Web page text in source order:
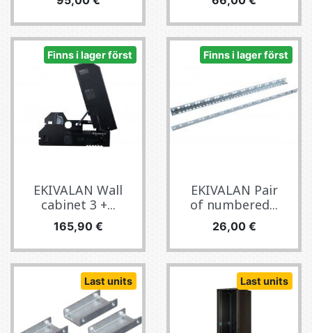
Finns i lager först
EKIVALAN Wall
cabinet 3 +...
Pris
165,90 €
Finns i lager först
EKIVALAN Pair
of numbered...
Pris
26,00 €
Last units Last units